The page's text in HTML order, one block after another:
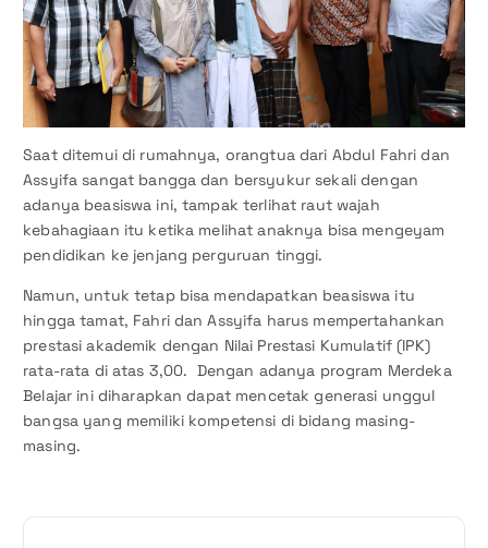
Saat ditemui di rumahnya, orangtua dari Abdul Fahri dan
Assyifa sangat bangga dan bersyukur sekali dengan
adanya beasiswa ini, tampak terlihat raut wajah
kebahagiaan itu ketika melihat anaknya bisa mengeyam
pendidikan ke jenjang perguruan tinggi.
Namun, untuk tetap bisa mendapatkan beasiswa itu
hingga tamat, Fahri dan Assyifa harus mempertahankan
prestasi akademik dengan Nilai Prestasi Kumulatif (IPK)
rata-rata di atas 3,00. Dengan adanya program Merdeka
Belajar ini diharapkan dapat mencetak generasi unggul
bangsa yang memiliki kompetensi di bidang masing-
masing.